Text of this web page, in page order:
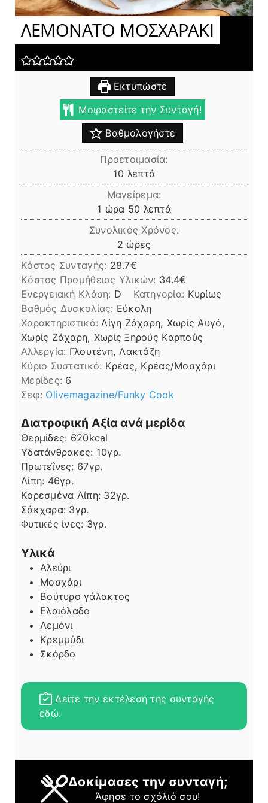
ΛΕΜΟΝΑΤΟ ΜΟΣΧΑΡΑΚΙ
Εκτυπώστε
Μοιραστείτε την Συνταγή!
Βαθμολογήστε
Προετοιμασία:
10 λεπτά
λεπτά
Μαγείρεμα:
1 ώρα
ώρα 50 λεπτά
λεπτά
Συνολικός Χρόνος:
2ώρες
ώρες
Κόστος Συνταγής: 28.7€
Kόστος Προμήθειας Υλικών: 34.4
Ενεργειακή Κλάση: D Κατηγορία: Κυρίως
Βαθμός Δυσκολίας: Εύκολη
Χαρακτηριστικά: Λίγη Ζάχαρη, Χωρίς Αυγό,
Χωρίς Ζάχαρη, Χωρίς Ξηρούς Καρπούς
Αλλεργία: Γλουτένη, Λακτόζη
Kύριο Συστατικό: Κρέας, Κρέας/Μοσχάρι
Μερίδες: 6
Σεφ: Olivemagazine/Funky Cook
Διατροφική Αξία ανά μερίδα
Θερμίδες: 620kcal
Υδατάνθρακες: 10γρ.
Πρωτεΐνες: 67γρ.
Λίπη
Λίπη: 46γρ.
Κορεσμένα Λίπη: 32γρ.
Σάκχαρα: 3γρ.
Φυτικές ίνες: 3γρ.
Υλικά
Αλεύρι
Μοσχάρι
Βούτυρο γάλακτος
Ελαιόλαδο
Λεμόνι
Κρεμμύδι
Σκόρδο
Δείτε την εκτέλεση της συνταγής
εδώ.
Δοκίμασες την συνταγή;
Άφησε το σχόλιό σου!